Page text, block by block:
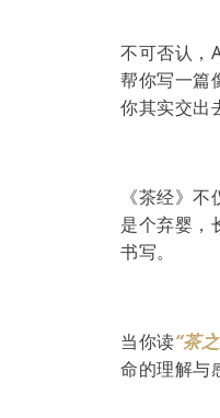
不可否认，
帮你写一篇
你其实交出
《茶经》
是个弃婴，
书写。
当你读“茶
命的理解与